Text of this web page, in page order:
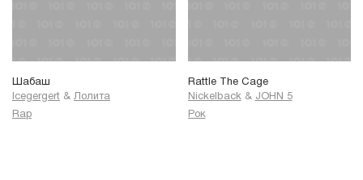
Шабаш
Icegergert & Лолита
Rap
Rattle The Cage
Nickelback & JOHN 5
Рок